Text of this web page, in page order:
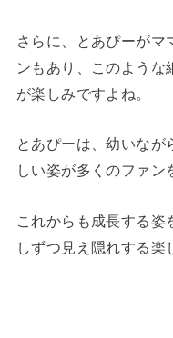
さらに、とあぴーがマ
ンもあり、このような
が楽しみですよね。
とあぴーは、幼いなが
しい姿が多くのファン
これからも成長する姿
しずつ見え隠れする楽